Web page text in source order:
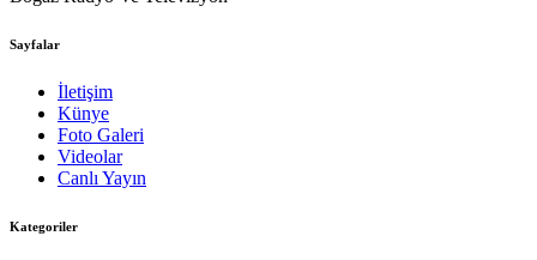
Sayfalar
İletişim
Künye
Foto Galeri
Videolar
Canlı Yayın
Kategoriler